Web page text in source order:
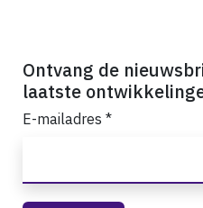
Ontvang de
laatste
E-mailadres *